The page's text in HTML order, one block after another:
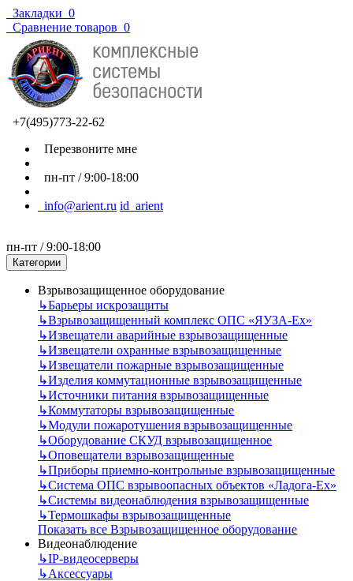
Закладки 0
Сравнение товаров 0
+7(495)773-22-62
Перезвоните мне
пн-пт / 9:00-18:00
info@arient.ru id_arient
пн-пт / 9:00-18:00
Категории
Взрывозащищенное оборудование
↳Барьеры искрозащиты
↳Взрывозащищенный комплекс ОПС «ЯУЗА-Ех»
↳Извещатели аварийные взрывозащищенные
↳Извещатели охранные взрывозащищенные
↳Извещатели пожарные взрывозащищенные
↳Изделия коммутационные взрывозащищенные
↳Источники питания взрывозащищенные
↳Коммутаторы взрывозащищенные
↳Модули пожаротушения взрывозащищенные
↳Оборудование СКУД взрывозащищенное
↳Оповещатели взрывозащищенные
↳Приборы приемно-контрольные взрывозащищенные
↳Система ОПС взрывоопасных объектов «Ладога-Ex»
↳Системы видеонаблюдения взрывозащищенные
↳Термошкафы взрывозащищенные
Показать все Взрывозащищенное оборудование
Видеонаблюдение
↳IP-видеосерверы
↳Аксессуары